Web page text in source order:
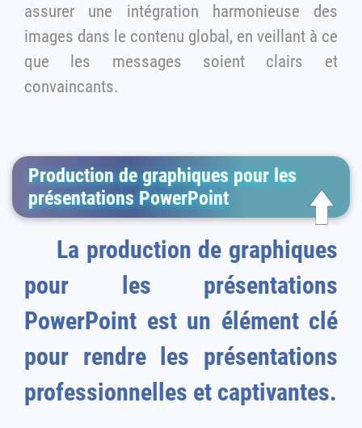
assurer une intégration harmonieuse des
images dans le contenu global, en veillant à ce
que les messages soient clairs et
convaincants.
Production de graphiques pour les
présentations PowerPoint
La production de graphiques
pour les présentations
PowerPoint est un élément clé
pour rendre les présentations
professionnelles et captivantes.